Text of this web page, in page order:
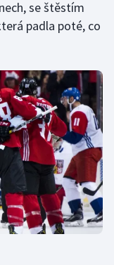
se štěstím
padla poté, co